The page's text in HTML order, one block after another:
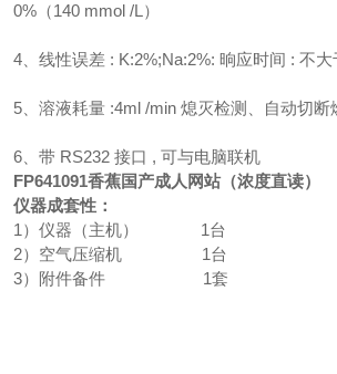
0%（140 mmol /L）
4、线性误差 : K:2%;Na:2%: 晌应时间 : 不大
5、溶液耗量 :4ml /min 熄灭检测、自动切断
6、带 RS232 接口 , 可与电脑联机
FP641091香蕉国产成人网站（浓度直读）
仪器成套性：
1）仪器（主机） 1台
2）空气压缩机 1台
3）附件备件 1套